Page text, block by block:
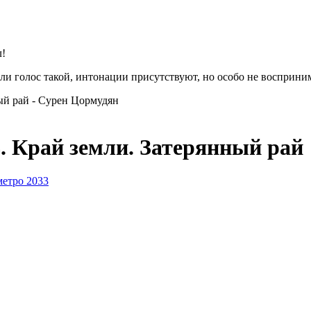
голос такой, интонации присутствуют, но особо не
рай - Сурен Цормудян
Край земли. Затерянный рай
2033